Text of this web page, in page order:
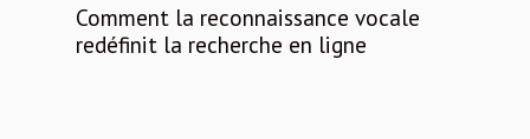
Comment la reconnaissance vocale
redéfinit la recherche en ligne